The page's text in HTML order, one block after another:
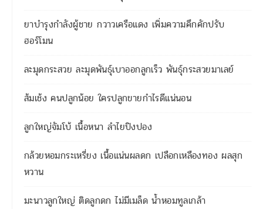
ยาบำรุงกำลังผู้ชาย กวาวเครือแดง เพิ่มความคึกคักปรับ
ฮอร์โมน
ละมุดกระสวย ละมุดพันธุ์เบาออกลูกเร็ว พันธุ์กระสวยมาเลย์
ส้มเช้ง คนปลูกน้อย ใครปลูกขายกำไรดีแน่นอน
ลูกใหญ่จัมโบ้ เนื้อหนา ลำไยปิงปอง
กล้วยหอมกระเหรี่ยง เนื้อแน่นผลดก เปลือกเหลืองทอง ผลสุก
หวาน
มะนาวลูกใหญ่ ติดลูกดก ไม่มีเมล็ด น้ำหอมทูลเกล้า